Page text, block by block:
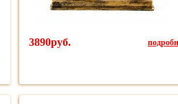
3890руб.